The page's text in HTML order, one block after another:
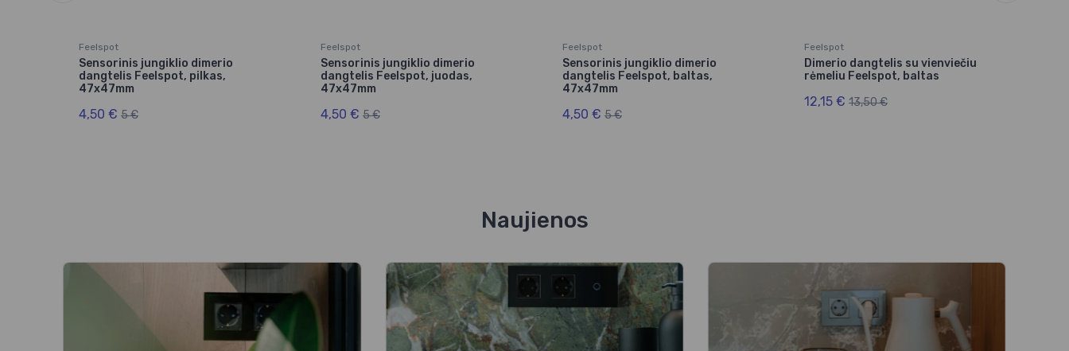
Feelspot
Sensorinis jungiklio dimerio
dangtelis Feelspot, pilkas,
47x47mm
4,50 € 5 €
Feelspot
Sensorinis jungiklio dimerio
dangtelis Feelspot, juodas,
47x47mm
4,50 € 5 €
Feelspot
Sensorinis jungiklio dimerio
dangtelis Feelspot, baltas,
47x47mm
4,50 € 5 €
Feelspot
Dimerio dangtelis su vienviečiu
rėmeliu Feelspot, baltas
12,15 € 13,50 €
Naujienos